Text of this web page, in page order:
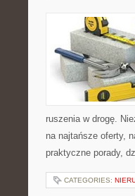
ruszenia w drogę.
na najtańsze oferty,
praktyczne porady,
CATEGORIES: